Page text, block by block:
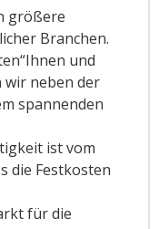
größere
Branchen.
und
neben der
spannenden
ist vom
die Festkosten
für die